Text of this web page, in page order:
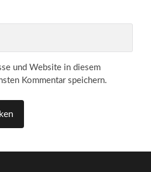
und Website in diesem
Kommentar speichern.